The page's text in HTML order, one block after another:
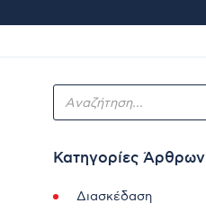
Κατηγορίες Άρθρων
Διασκέδαση